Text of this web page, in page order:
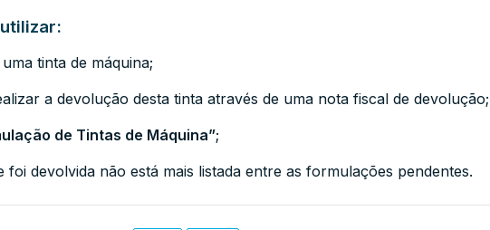
tinta de máquina;
a devolução desta tinta através de uma nota fiscal de devolução;
de Tintas de Máquina”;
foi devolvida não está mais listada entre as formulações pendentes.